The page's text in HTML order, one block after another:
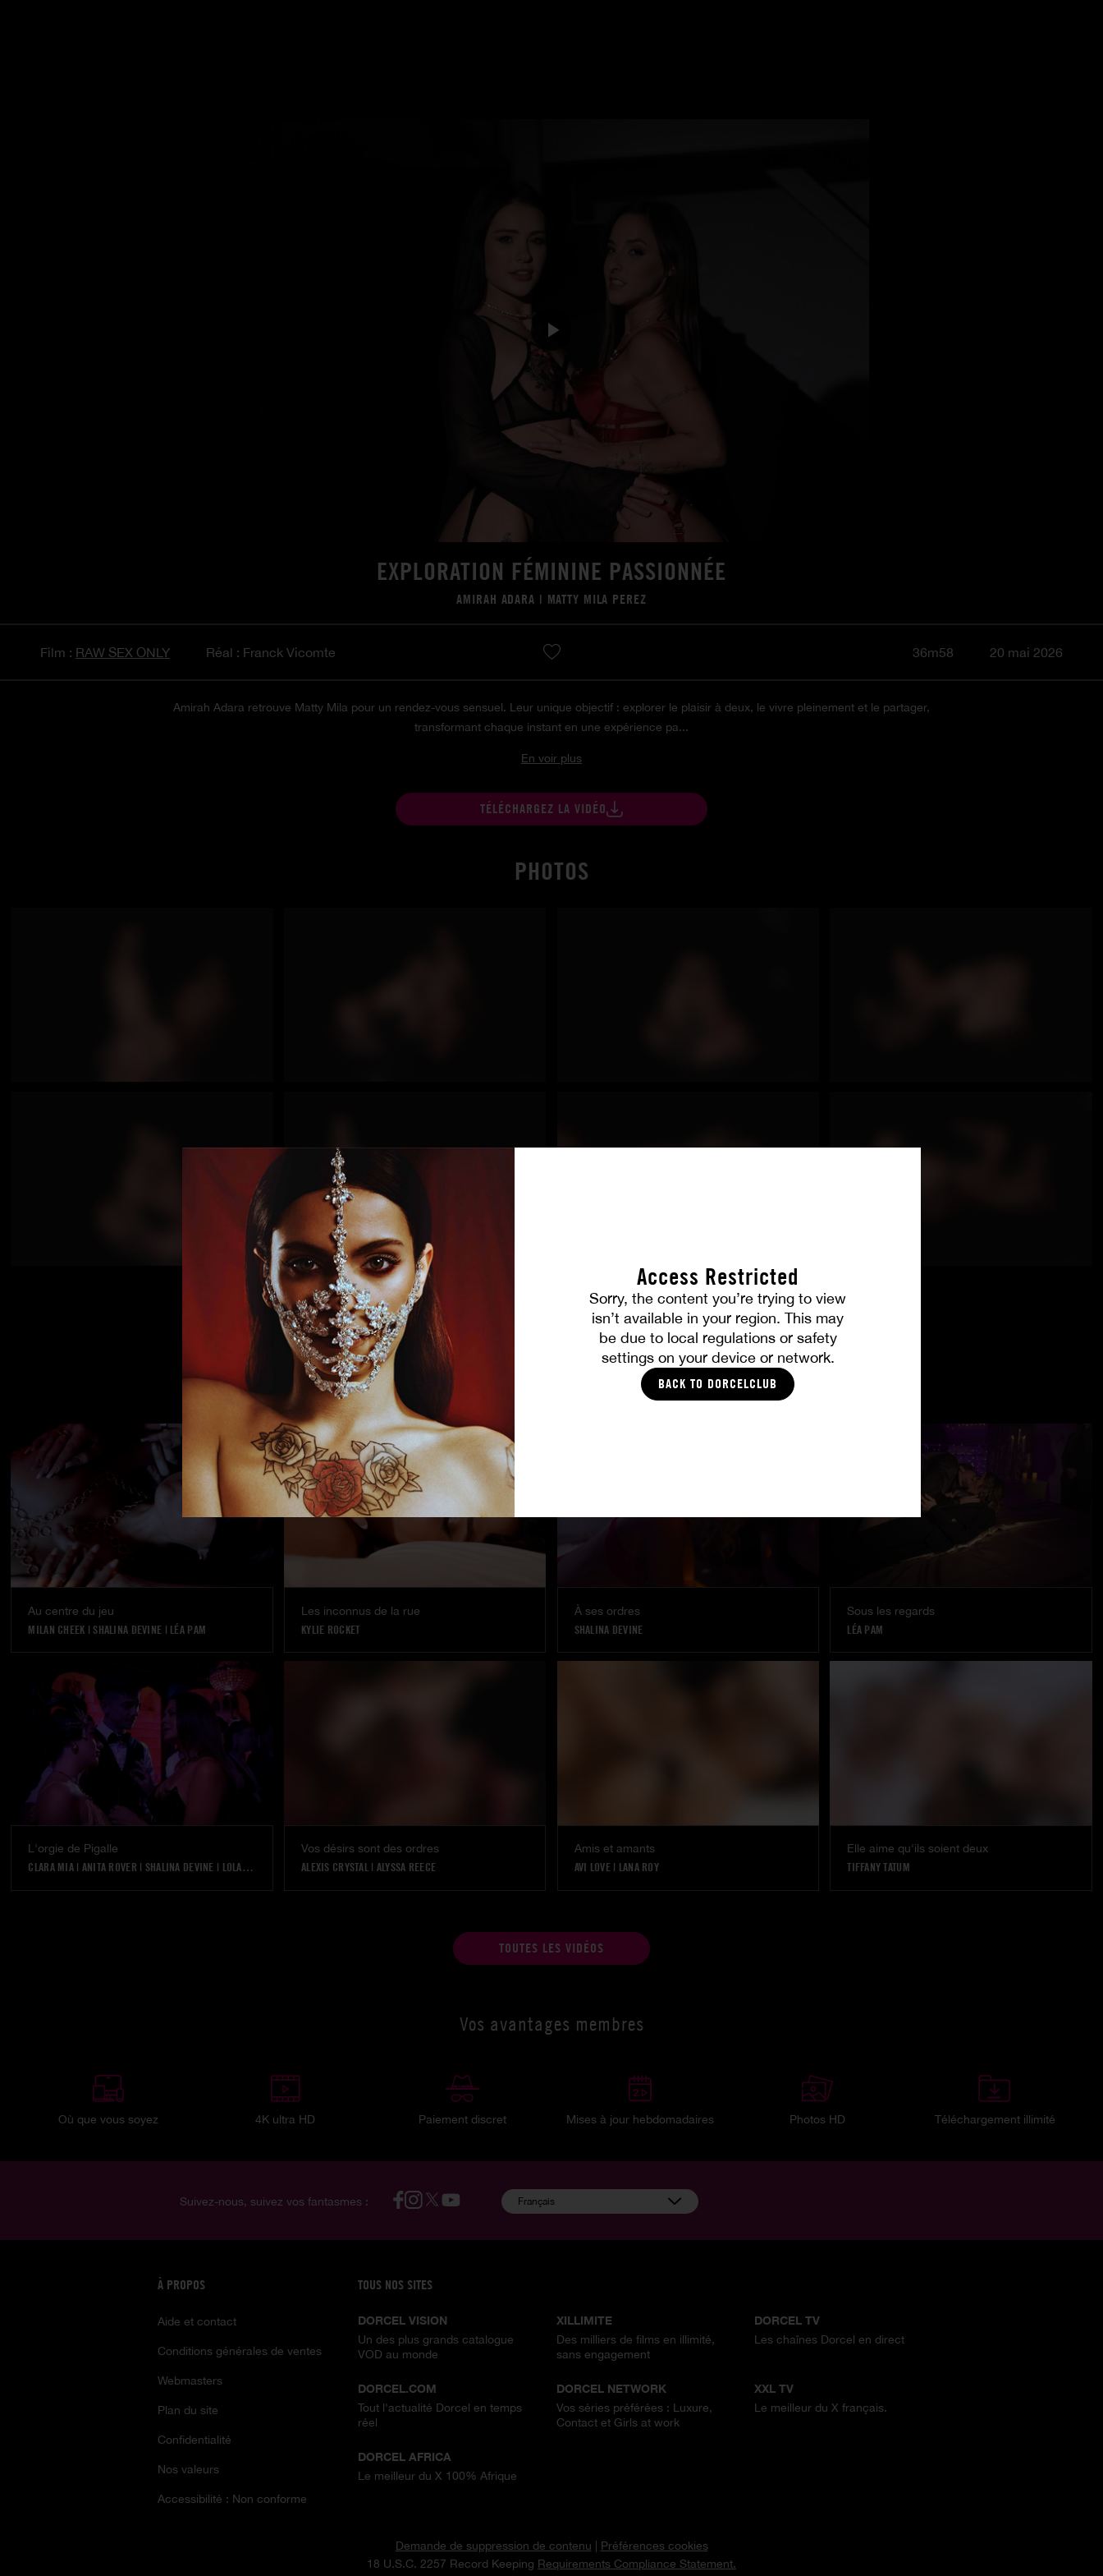
Access Restricted
Sorry, the content you’re trying to view
isn’t available in your region. This may
be due to local regulations or safety
settings on your device or network.
BACK TO DORCELCLUB
EXPLORATION FÉMININE PASSIONNÉE
AMIRAH ADARA | MATTY MILA PEREZ
Film : RAW SEX ONLY Réal : Franck Vicomte 36m58 20 mai 2026
Amirah Adara retrouve Matty Mila pour un rendez-vous sensuel. Leur unique objectif : explorer le plaisir à deux, le vivre pleinement et le partager,
transformant chaque instant en une expérience pa...
En voir plus
TÉLÉCHARGEZ LA VIDÉO
PHOTOS
TOUTES LES PHOTOS
Au centre du jeu
MILAN CHEEK | SHALINA DEVINE | LÉA PAM
Les inconnus de la rue
KYLIE ROCKET
À ses ordres
SHALINA DEVINE
Sous les regards
LÉA PAM
L'orgie de Pigalle
CLARA MIA| ANITA ROVER | SHALINA DEVINE | LOLA BELLUCCI AMIRAH ADARA|| | ||
Vos désirs sont des ordres
ALEXIS CRYSTAL| ALYSSA REECE
Amis et amants
AVI LOVE| LANA ROY
Elle aime qu'ils soient deux
TIFFANY TATUM
TOUTES LES VIDÉOS
Vos avantages membres
Où que vous soyez 4K ultra HD Paiement discret Mises à jour hebdomadaires Photos HD Téléchargement illimité
Suivez-nous, suivez vos fantasmes : Français
À PROPOS
Aide et contact
Conditions générales de ventes
Webmasters
Plan du site
Confidentialité
Nos valeurs
Accessibilité : Non conforme
TOUS NOS SITES
DORCEL VISION
Un des plus grands catalogue
VOD au monde
XILLIMITE
Des milliers de films en illimité,
sans engagement
DORCEL TV
Les chaînes Dorcel en direct
DORCEL.COM
Tout l'actualité Dorcel en temps
réel
DORCEL NETWORK
Vos séries préférées : Luxure,
Contact et Girls at work
XXL TV
Le meilleur du X français.
DORCEL AFRICA
Le meilleur du X 100% Afrique
Demande de suppression de contenu
Préférences cookies
18 U.S.C. 2257 Record Keeping Requirements Compliance Statement.